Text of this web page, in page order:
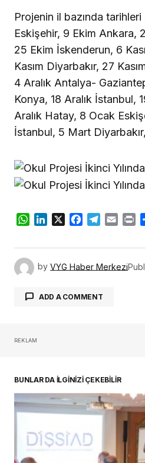
Projenin il bazında
Eskişehir, 9 Ekim Ankara,
25 Ekim İskenderun, 6
Kasım Diyarbakır, 27
4 Aralık Antalya-
Konya, 18 Aralık İstanbul,
Aralık Hatay, 8 Ocak
İstanbul, 5 Mart
WhatsApp
LinkedIn
X Facebook
Telegram
Email
by VYG Haber Merkezi
ADD A COMMENT
REKLAM
BUNLAR DA İLGİNİZİ ÇEKEBİLİR